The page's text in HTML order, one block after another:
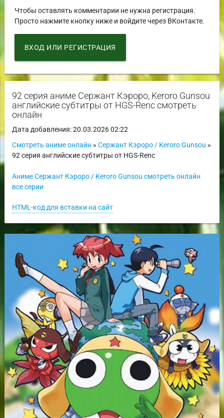
Чтобы оставлять комментарии не нужна регистрация.
Просто нажмите кнопку ниже и войдите через ВКонтакте.
ВХОД ИЛИ РЕГИСТРАЦИЯ
92 серия аниме Сержант Кэроро, Keroro Gunsou
английские субтитры от HGS-Renc смотреть
онлайн
Дата добавления: 20.03.2026 02:22
Смотреть аниме онлайн » Сержант Кэроро / Keroro Gunsou »
92 серия английские субтитры от HGS-Renc
Аниме Сержант Кэроро / Keroro Gunsou смотреть онлайн
все серии
HTML-код для вставки на сайт